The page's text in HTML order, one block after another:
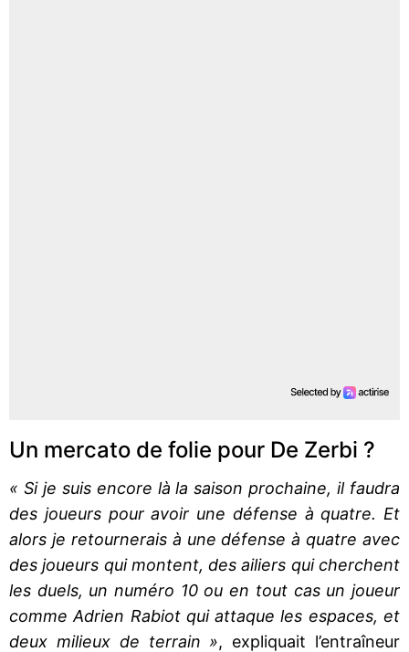
Un mercato de folie pour De Zerbi ?
« Si je suis encore là la saison prochaine, il faudra
des joueurs pour avoir une défense à quatre. Et
alors je retournerais à une défense à quatre avec
des joueurs qui montent, des ailiers qui cherchent
les duels, un numéro 10 ou en tout cas un joueur
comme Adrien Rabiot qui attaque les espaces, et
deux milieux de terrain », expliquait l’entraîneur